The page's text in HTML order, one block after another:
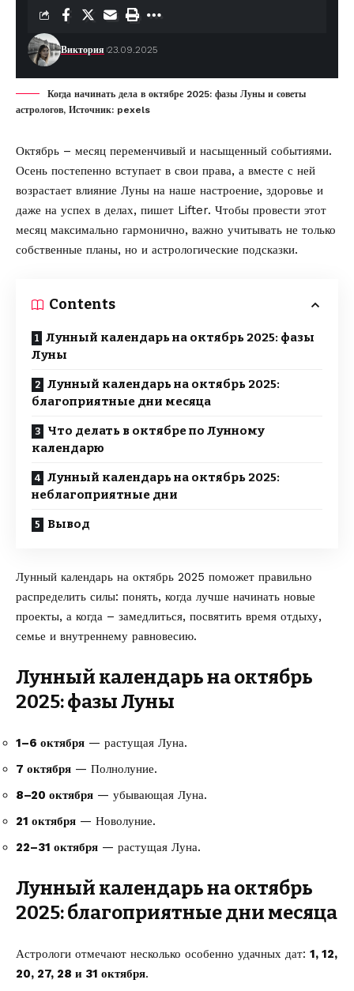
Виктория 23.09.2025
Когда начинать дела в октябре 2025: фазы Луны и советы
астрологов, Источник: pexels
Октябрь – месяц переменчивый и насыщенный событиями.
Осень постепенно вступает в свои права, а вместе с ней
возрастает влияние Луны на наше настроение, здоровье и
даже на успех в делах, пишет Lifter. Чтобы провести этот
месяц максимально гармонично, важно учитывать не только
собственные планы, но и астрологические подсказки.
Contents
Лунный календарь на октябрь 2025: фазы
Луны
Лунный календарь на октябрь 2025:
благоприятные дни месяца
Что делать в октябре по Лунному
календарю
Лунный календарь на октябрь 2025:
неблагоприятные дни
Вывод
Лунный календарь на октябрь 2025 поможет правильно
распределить силы: понять, когда лучше начинать новые
проекты, а когда – замедлиться, посвятить время отдыху,
семье и внутреннему равновесию.
Лунный календарь на октябрь
2025: фазы Луны
1–6 октября — растущая Луна.
7 октября — Полнолуние.
8–20 октября — убывающая Луна.
21 октября — Новолуние.
22–31 октября — растущая Луна.
Лунный календарь на октябрь
2025: благоприятные дни месяца
Астрологи отмечают несколько особенно удачных дат: 1, 12,
20, 27, 28 и 31 октября.